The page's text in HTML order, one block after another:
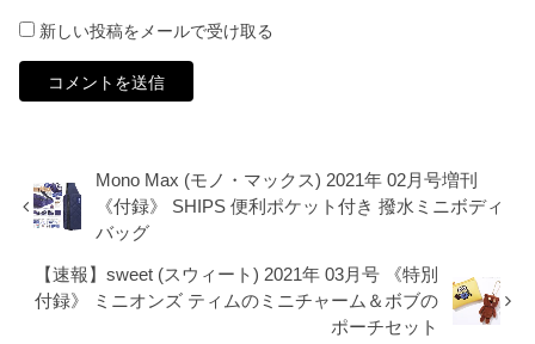
新しい投稿をメールで受け取る
Mono Max (モノ・マックス) 2021年 02月号増刊
《付録》 SHIPS 便利ポケット付き 撥水ミニボディ
バッグ
【速報】sweet (スウィート) 2021年 03月号 《特別
付録》 ミニオンズ ティムのミニチャーム＆ボブの
ポーチセット